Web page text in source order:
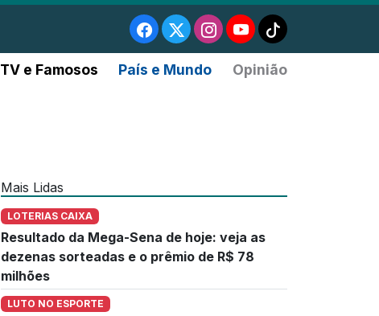
TV e Famosos País e Mundo Opinião
Mais Lidas
LOTERIAS CAIXA
Resultado da Mega-Sena de hoje: veja as
dezenas sorteadas e o prêmio de R$ 78
milhões
LUTO NO ESPORTE